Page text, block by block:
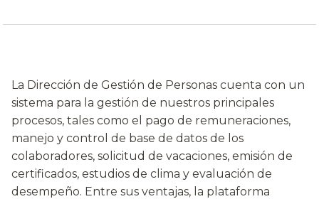
La Dirección de Gestión de Personas cuenta con un
sistema para la gestión de nuestros principales
procesos, tales como el pago de remuneraciones,
manejo y control de base de datos de los
colaboradores, solicitud de vacaciones, emisión de
certificados, estudios de clima y evaluación de
desempeño. Entre sus ventajas, la plataforma